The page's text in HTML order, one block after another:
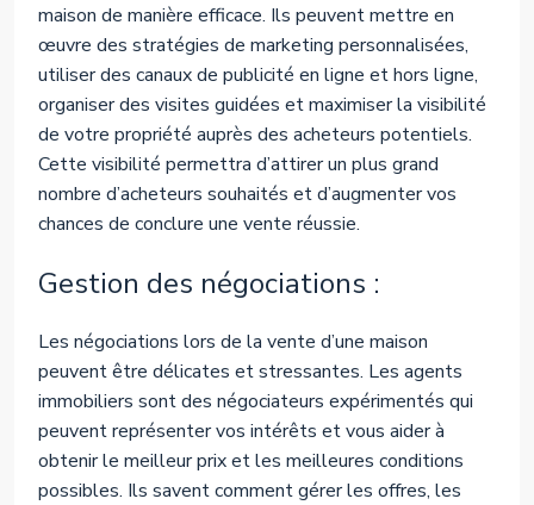
maison de manière efficace. Ils peuvent mettre en
œuvre des stratégies de marketing personnalisées,
utiliser des canaux de publicité en ligne et hors ligne,
organiser des visites guidées et maximiser la visibilité
de votre propriété auprès des acheteurs potentiels.
Cette visibilité permettra d’attirer un plus grand
nombre d’acheteurs souhaités et d’augmenter vos
chances de conclure une vente réussie.
Gestion des négociations :
Les négociations lors de la vente d’une maison
peuvent être délicates et stressantes. Les agents
immobiliers sont des négociateurs expérimentés qui
peuvent représenter vos intérêts et vous aider à
obtenir le meilleur prix et les meilleures conditions
possibles. Ils savent comment gérer les offres, les